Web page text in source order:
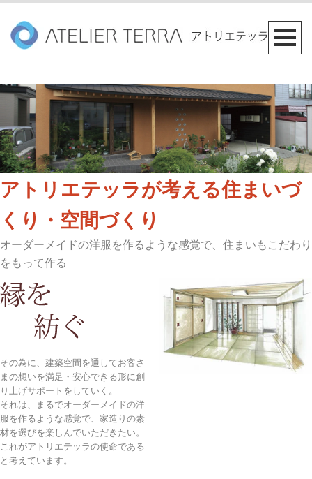
アトリエテッラが考える住まいづ
くり・空間づくり
オーダーメイドの洋服を作るような感覚で、住まいもこだわり
をもって作る
その為に、建築空間を通してお客さ
まの想いを満足・安心できる形に創
り上げサポートをしていく。
それは、まるでオーダーメイドの洋
服を作るような感覚で、家造りの素
材を選びを楽しんでいただきたい。
これがアトリエテッラの使命である
と考えています。